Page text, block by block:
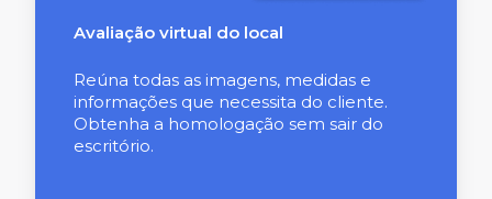
Avaliação virtual do local
Reúna todas as imagens, medidas e
informações que necessita do cliente.
Obtenha a homologação sem sair do
escritório.